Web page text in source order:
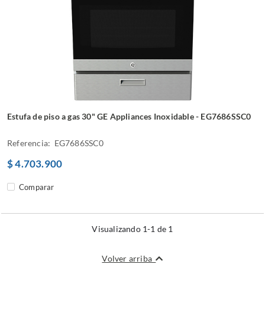
Estufa de piso a gas 30" GE Appliances Inoxidable - EG7686SSC0
Referencia: EG7686SSC0
$ 4.703.900
Comparar
Visualizando 1-1 de 1
Volver arriba